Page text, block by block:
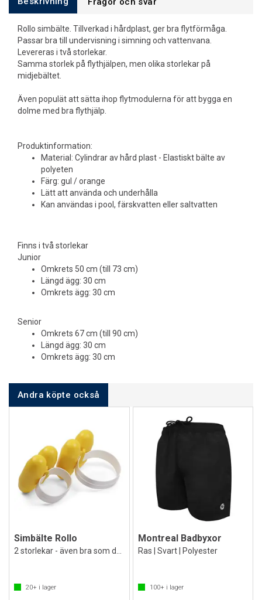
Rollo simbälte. Tillverkad i hårdplast, ger bra flytförmåga.
Passar bra till undervisning i simning och vattenvana.
Levereras i två storlekar.
Samma storlek på flythjälpen, men olika storlekar på
midjebältet.
Även populät att sätta ihop flytmodulerna för att bygga en
dolme med bra flythjälp.
Produktinformation:
Material: Cylindrar av hård plast - Elastiskt bälte av
polyeten
Färg: gul / orange
Lätt att använda och underhålla
Kan användas i pool, färskvatten eller saltvatten
Finns i två storlekar
Junior
Omkrets 50 cm (till 73 cm)
Längd ägg: 30 cm
Omkrets ägg: 30 cm
Senior
Omkrets 67 cm (till 90 cm)
Längd ägg: 30 cm
Omkrets ägg: 30 cm
Andra köpte också
Simbälte Rollo
20+ i lager
Montreal Badbyxor
Ras | Svart | Polyester
100+i lager